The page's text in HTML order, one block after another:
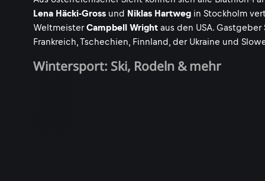
Lena Häcki-Gross und Niklas Hartweg in Stockholm
WeltmeisterCampbell Wright aus den USA.
Frankreich, Tschechien, Finnland, der Ukraine und
Wintersport: Ski, Rodeln & mehr